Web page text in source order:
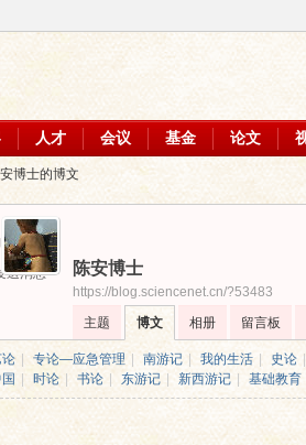
人才 会议 基金 论文
博士的博文
为好友
送消息
陈安博士
https://blog.sciencenet.cn/?53483
主题
博文 相册 留言板
专论—应急管理 南游记 我的生活 史论
时论 书论 东游记 新西游记 基础教育